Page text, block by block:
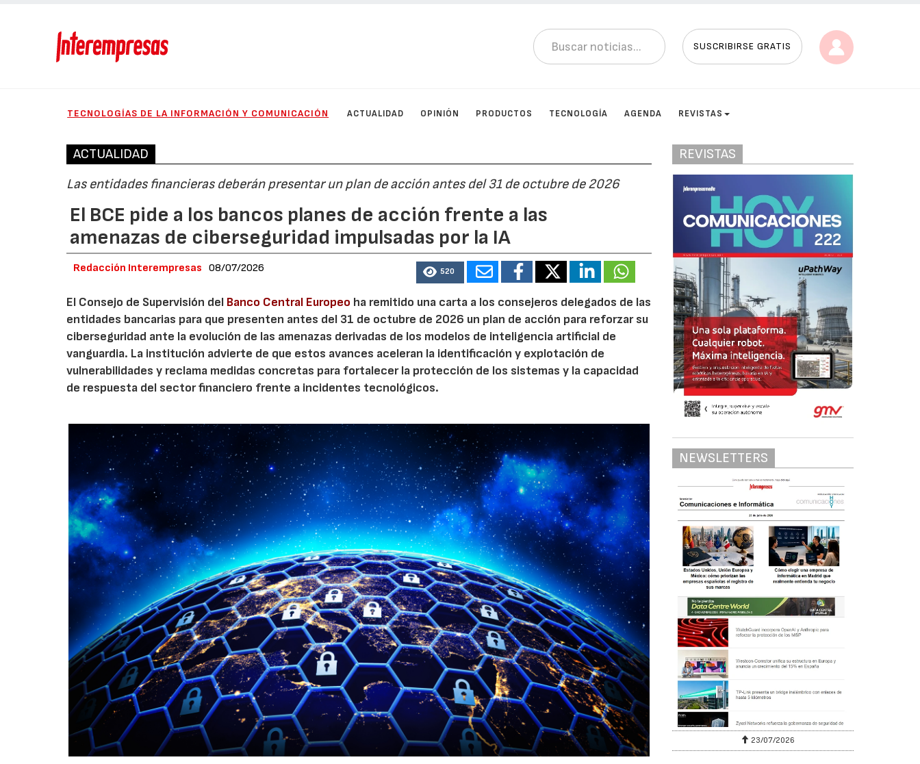
SUSCRIBIRSE GRATIS
TECNOLOGÍAS DE LA INFORMACIÓN Y COMUNICACIÓN ACTUALIDAD OPINIÓN PRODUCTOS TECNOLOGÍA AGENDA REVISTAS
ACTUALIDAD
Las entidades financieras deberán presentar un plan de acción antes del 31 de octubre de 2026
El BCE pide a los bancos planes de acción frente a las
amenazas de ciberseguridad impulsadas por la IA
Redacción Interempresas 08/07/2026 520
El Consejo de Supervisión del Banco Central Europeo ha remitido una carta a los consejeros delegados de las
entidades bancarias para que presenten antes del 31 de octubre de 2026 un plan de acción para reforzar su
ciberseguridad ante la evolución de las amenazas derivadas de los modelos de inteligencia artificial de
vanguardia. La institución advierte de que estos avances aceleran la identificación y explotación de
vulnerabilidades y reclama medidas concretas para fortalecer la protección de los sistemas y la capacidad
de respuesta del sector financiero frente a incidentes tecnológicos.
REVISTAS
NEWSLETTERS
23/07/2026 30/07/2026 23/07/2026